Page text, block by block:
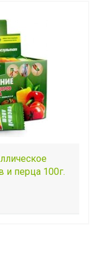
и перца 100г.